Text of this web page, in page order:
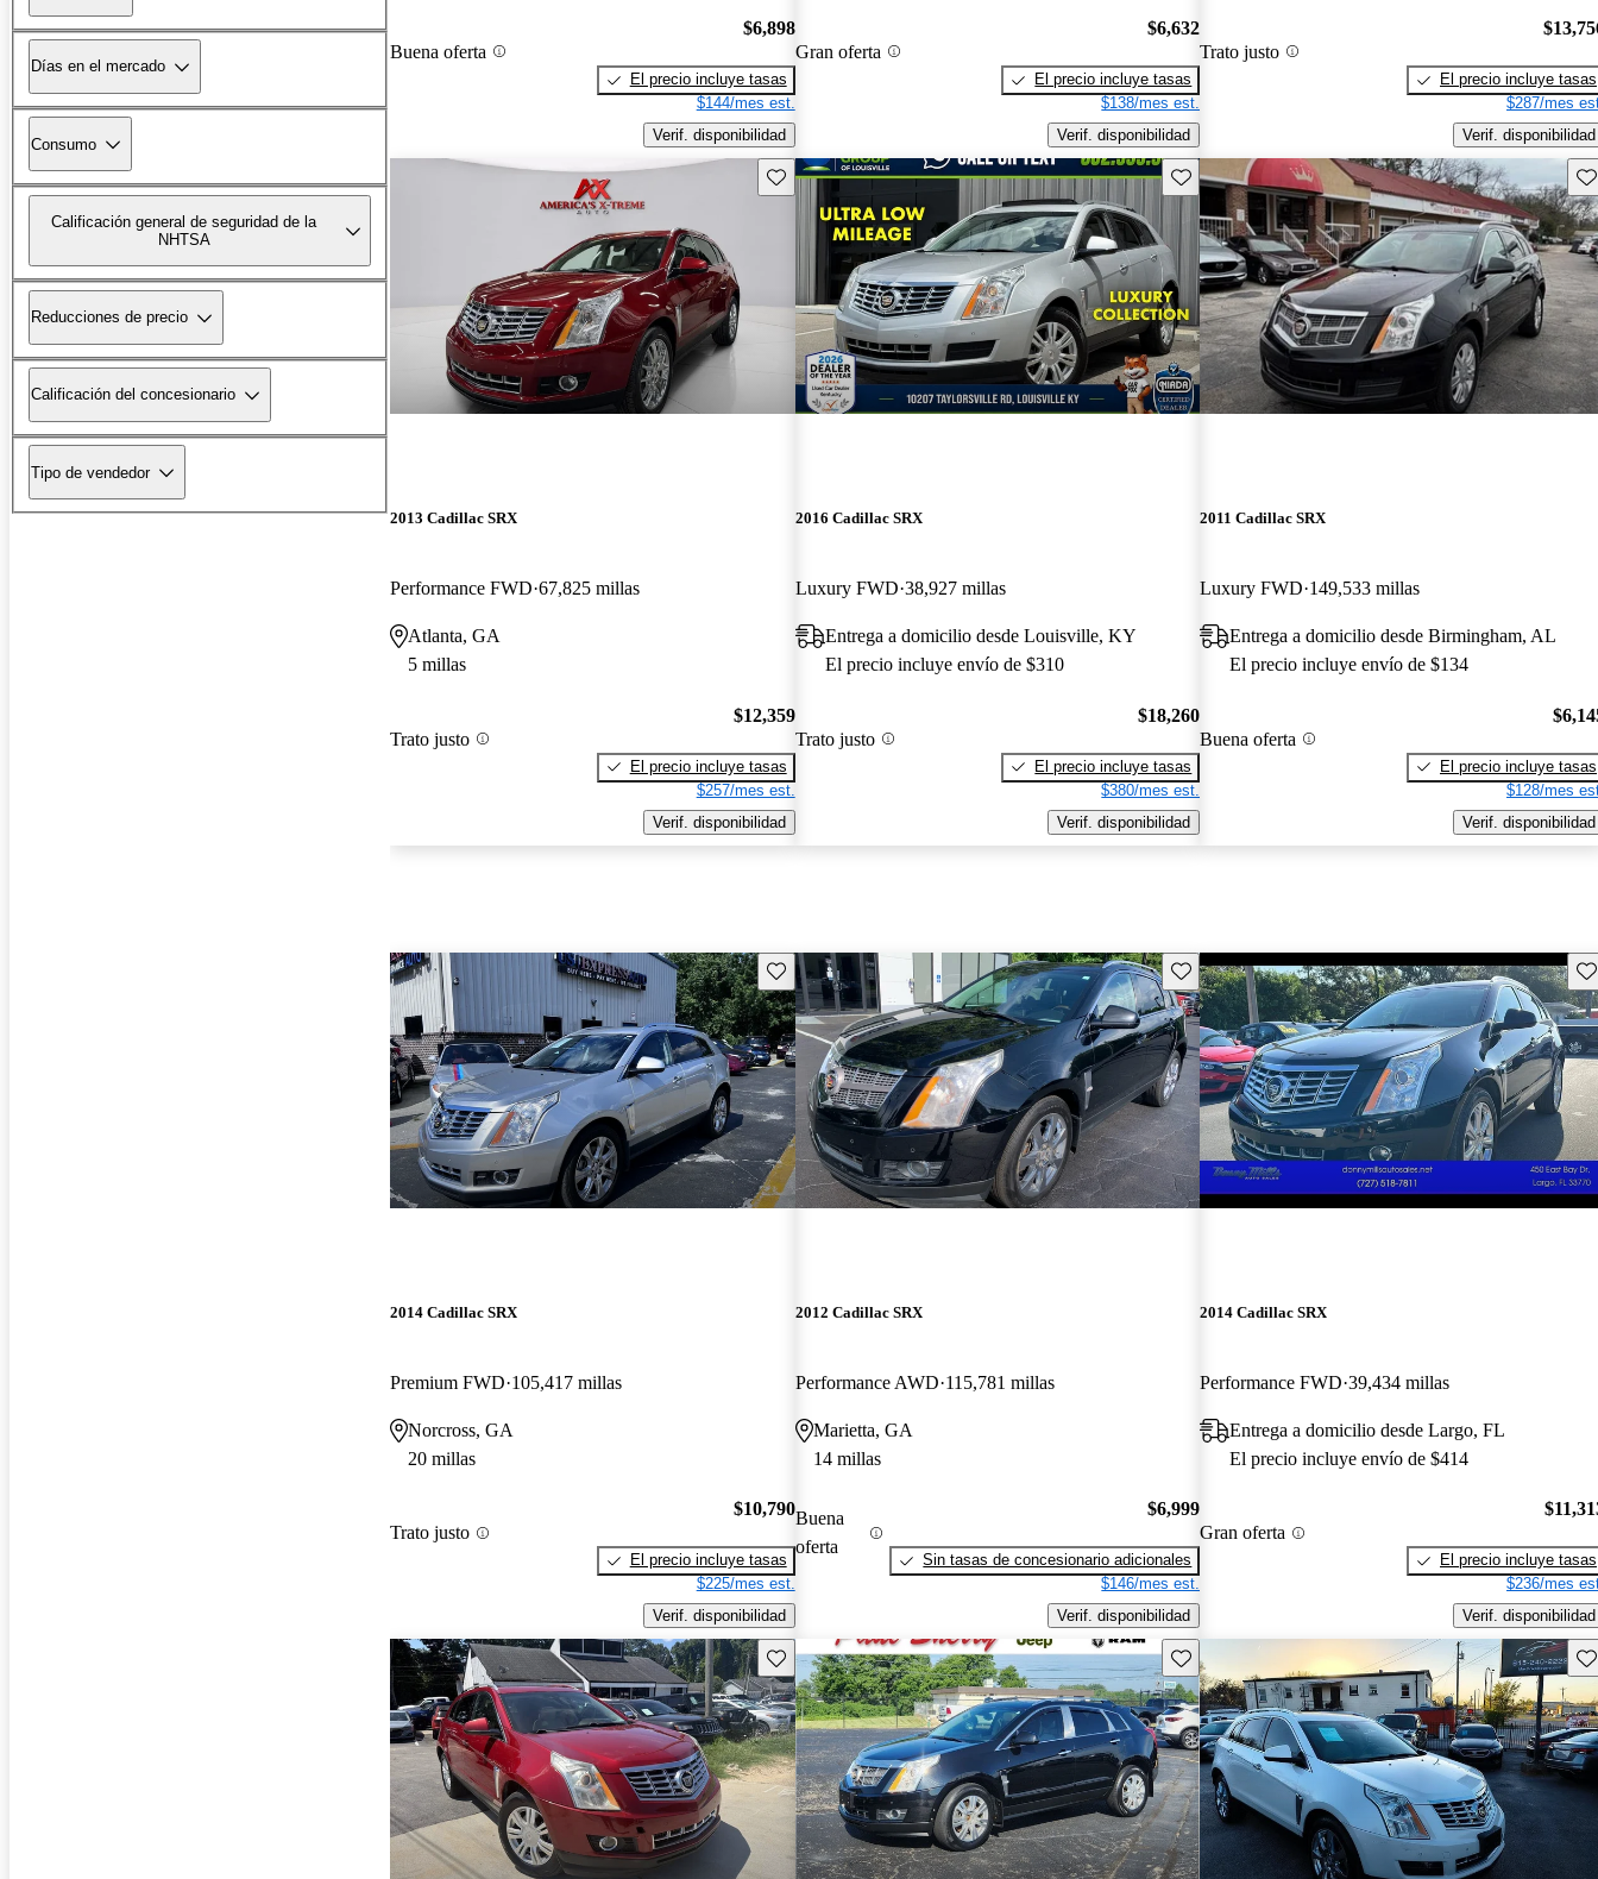
Días en el mercado
Consumo
Calificación general de seguridad de la
NHTSA
Reducciones de precio
Calificación del concesionario
Tipo de vendedor
Buena oferta
$6,898
El precio incluye tasas
$144/mes est.
Verif. disponibilidad
Gran oferta
$6,632
El precio incluye tasas
$138/mes est.
Verif. disponibilidad
Trato justo
El precio incluye tasas
$287/mes
Verif. disponibilidad
Guarda este Aviso
2013 Cadillac SRX
Performance FWD 67,825 millas
Atlanta, GA
5 millas
Trato justo
$12,359
El precio incluye tasas
$257/mes est.
Verif. disponibilidad
Guarda este Aviso
2016 Cadillac SRX
Luxury FWD 38,927 millas
Entrega a domicilio desde Louisville, KY
El precio incluye envío de $310
Trato justo
$18,260
El precio incluye tasas
$380/mes est.
Verif. disponibilidad
2011 Cadillac SRX
Luxury FWD 149,533 millas
Entrega a domicilio desde Birmingham, AL
El precio incluye envío de $134
Buena oferta
El precio incluye tasas
$128/mes
Verif. disponibilidad
Guarda este Aviso
2014 Cadillac SRX
Premium FWD 105,417 millas
Norcross, GA
20 millas
Trato justo
$10,790
El precio incluye tasas
$225/mes est.
Verif. disponibilidad
Guarda este Aviso
2012 Cadillac SRX
Performance AWD 115,781 millas
Marietta, GA
14 millas
Buena
oferta
$6,999
Sin tasas de concesionario adicionales
$146/mes est.
Verif. disponibilidad
2014 Cadillac SRX
Performance FWD 39,434 millas
Entrega a domicilio desde Largo, FL
El precio incluye envío de $414
Gran oferta
El precio incluye tasas
$236/mes
Verif. disponibilidad
Guarda este Aviso Guarda este Aviso